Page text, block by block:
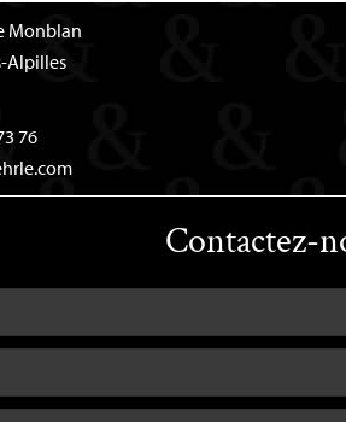
Monblan
Alpilles
76
Contactez-